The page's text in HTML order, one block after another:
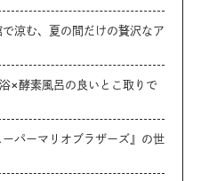
涼む、夏の間だけの贅沢なア
×酵素風呂の良いとこ取りで
パーマリオブラザーズ』の世